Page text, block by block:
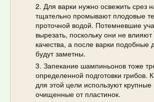
Для варки нужно освежить срез
тщательно промывают плодовые
проточной водой. Потемневшие
вырезать, поскольку они не
качества, а после варки подобные
будут заметны.
Запекание шампиньонов тоже
определенной подготовки грибов.
для этой цели используют
очищенные от пластинок.